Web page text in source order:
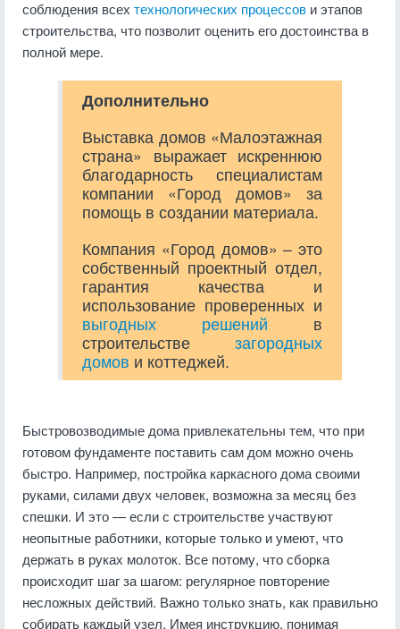
соблюдения всех технологических процессов и этапов
строительства, что позволит оценить его достоинства в
полной мере.
Дополнительно
Выставка домов «Малоэтажная
страна» выражает искреннюю
благодарность специалистам
компании «Город домов» за
помощь в создании материала.
Компания «Город домов» – это
собственный проектный отдел,
гарантия качества и
использование проверенных и
выгодных решений в
строительстве загородных
домов и коттеджей.
Быстровозводимые дома привлекательны тем, что при
готовом фундаменте поставить сам дом можно очень
быстро. Например, постройка каркасного дома своими
руками, силами двух человек, возможна за месяц без
спешки. И это — если с строительстве участвуют
неопытные работники, которые только и умеют, что
держать в руках молоток. Все потому, что сборка
происходит шаг за шагом: регулярное повторение
несложных действий. Важно только знать, как правильно
собирать каждый узел. Имея инструкцию, понимая